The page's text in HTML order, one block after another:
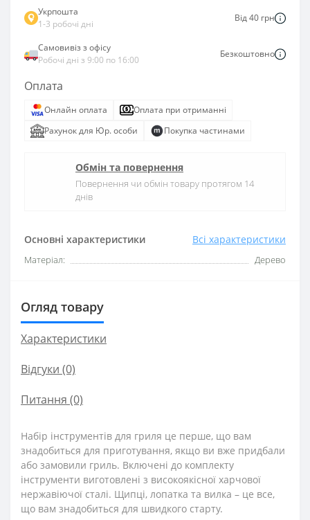
Основні характеристики Всі характеристики
Матеріал: Дерево
Укрпошта
1-3 робочі дні
Від 40 грн
Самовивіз з офісу
Робочі дні з 9:00 по 16:00
Безкоштовно
Оплата
Онлайн оплата
Оплата при отриманні
Рахунок для Юр. особи
Покупка частинами
Обмін та повернення
Повернення чи обмін товару протягом 14
днів
Огляд товару
Характеристики
Відгуки (0)
Питання (0)
Набір інструментів для гриля це перше, що вам
знадобиться для приготування, якщо ви вже придбали
або замовили гриль. Включені до комплекту
інструменти виготовлені з високоякісної харчової
нержавіючої сталі. Щипці, лопатка та вилка – це все,
що вам знадобиться для швидкого старту.